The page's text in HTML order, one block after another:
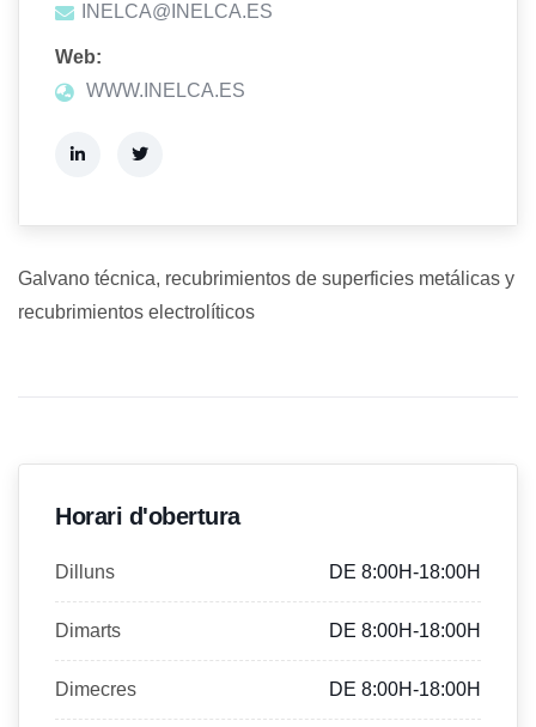
INELCA@INELCA.ES
Web:
WWW.INELCA.ES
Galvano técnica, recubrimientos de superficies metálicas y
recubrimientos electrolíticos
Horari d'obertura
Dilluns DE 8:00H-18:00H
Dimarts DE 8:00H-18:00H
Dimecres DE 8:00H-18:00H